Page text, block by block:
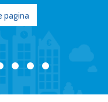
pagina